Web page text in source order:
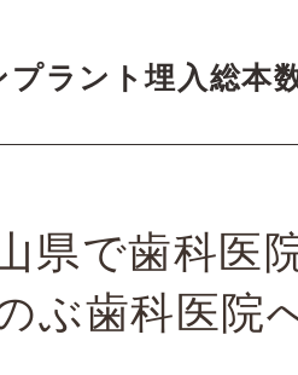
プラント埋入総本
県で歯科医
ぶ歯科医院